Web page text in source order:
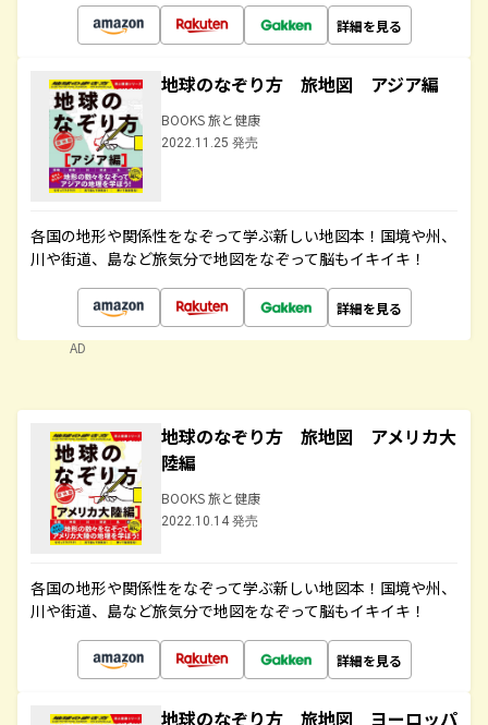
詳細を見る
地球のなぞり方 旅地図 アジア編
BOOKS 旅と健康
2022.11.25 発売
各国の地形や関係性をなぞって学ぶ新しい地図本！国境や州、
川や街道、島など旅気分で地図をなぞって脳もイキイキ！
詳細を見る
AD
地球のなぞり方 旅地図 アメリカ大
陸編
BOOKS 旅と健康
2022.10.14 発売
各国の地形や関係性をなぞって学ぶ新しい地図本！国境や州、
川や街道、島など旅気分で地図をなぞって脳もイキイキ！
詳細を見る
地球のなぞり方 旅地図 ヨーロッパ